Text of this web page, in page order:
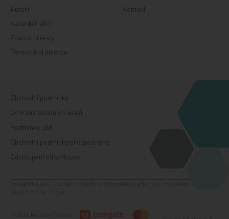
Autoři
Kalendář akcí
Znalostní testy
Personální inzerce
Kontakt
Obchodní podmínky
Ochrana osobních údajů
Podmínky užití
Obchodní podmínky předplatného
Odstoupení od smlouvy